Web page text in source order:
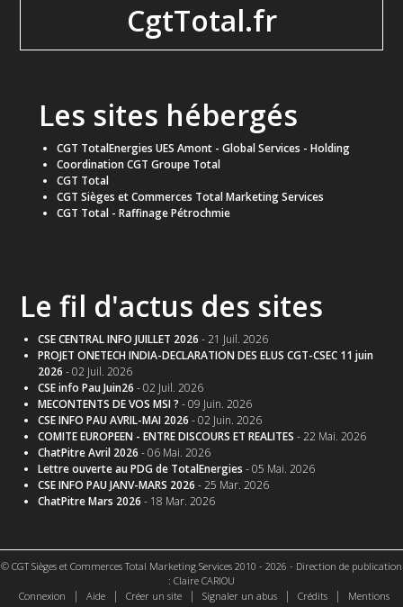
CgtTotal.fr
Les sites hébergés
CGT TotalEnergies UES Amont - Global Services - Holding
Coordination CGT Groupe Total
CGT Total
CGT Sièges et Commerces Total Marketing Services
CGT Total - Raffinage Pétrochmie
Le fil d'actus des sites
CSE CENTRAL INFO JUILLET 2026 - 21 Juil. 2026
PROJET ONETECH INDIA-DECLARATION DES ELUS CGT-CSEC 11 juin
2026 - 02 Juil. 2026
CSE info Pau Juin26 - 02 Juil. 2026
MECONTENTS DE VOS MSI ? - 09 Juin. 2026
CSE INFO PAU AVRIL-MAI 2026 - 02 Juin. 2026
COMITE EUROPEEN - ENTRE DISCOURS ET REALITES - 22 Mai. 2026
ChatPitre Avril 2026 - 06 Mai. 2026
Lettre ouverte au PDG de TotalEnergies - 05 Mai. 2026
CSE INFO PAU JANV-MARS 2026 - 25 Mar. 2026
ChatPitre Mars 2026 - 18 Mar. 2026
© CGT Sièges et Commerces Total Marketing Services 2010 - 2026 - Direction de publication
: Claire CARIOU
Connexion
| Aide | Créer un site | Signaler un abus | Crédits |
Mentions